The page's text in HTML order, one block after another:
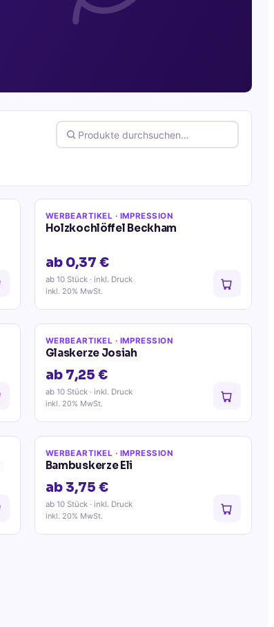
WERBEARTIKEL · IMPRESSION
Holzkochlöffel Beckham
ab 0,37 €
ab 10 Stück· inkl. Druck
inkl. 20% MwSt.
WERBEARTIKEL · IMPRESSION
Glaskerze Josiah
ab 7,25 €
ab 10 Stück· inkl. Druck
inkl. 20% MwSt.
WERBEARTIKEL · IMPRESSION
Bambuskerze Eli
ab 3,75 €
ab 10 Stück· inkl. Druck
inkl. 20% MwSt.